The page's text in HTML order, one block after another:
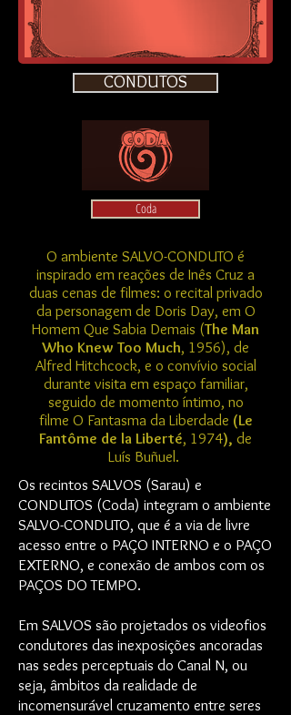
CONDUTOS
Coda
O ambiente SALVO-CONDUTO é
inspirado em reações de Inês Cruz a
duas cenas de filmes: o recital privado
da personagem de Doris Day, em O
Homem Que Sabia Demais (The Man
Who Knew Too Much, 1956), de
Alfred Hitchcock, e o convívio social
durante visita em espaço familiar,
seguido de momento íntimo, no
filme O Fantasma da Liberdade (Le
Fantôme de la Liberté, 1974), de
Luís Buñuel.
Os recintos SALVOS (Sarau) e
CONDUTOS (Coda) integram o ambiente
SALVO-CONDUTO, que é a via de livre
acesso entre o PAÇO INTERNO e o PAÇO
EXTERNO, e conexão de ambos com os
PAÇOS DO TEMPO.
Em SALVOS são projetados os videofios
condutores das inexposições ancoradas
nas sedes perceptuais do Canal N, ou
seja, âmbitos da realidade de
incomensurável cruzamento entre seres